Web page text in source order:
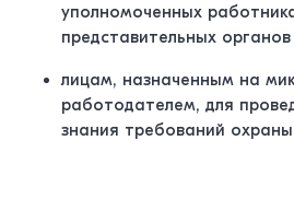
уполномоченных
представительных
лицам, назначенным на
работодателем, для
знания требований